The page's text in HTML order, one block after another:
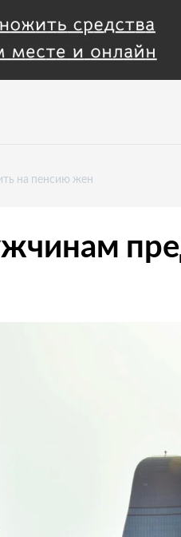
на пенсию жен